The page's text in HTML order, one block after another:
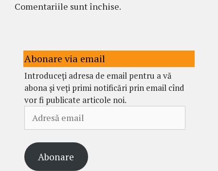
Comentariile sunt închise.
Abonare via email
Introduceți adresa de email pentru a vă
abona și veți primi notificări prin email cînd
vor fi publicate articole noi.
email
Abonare